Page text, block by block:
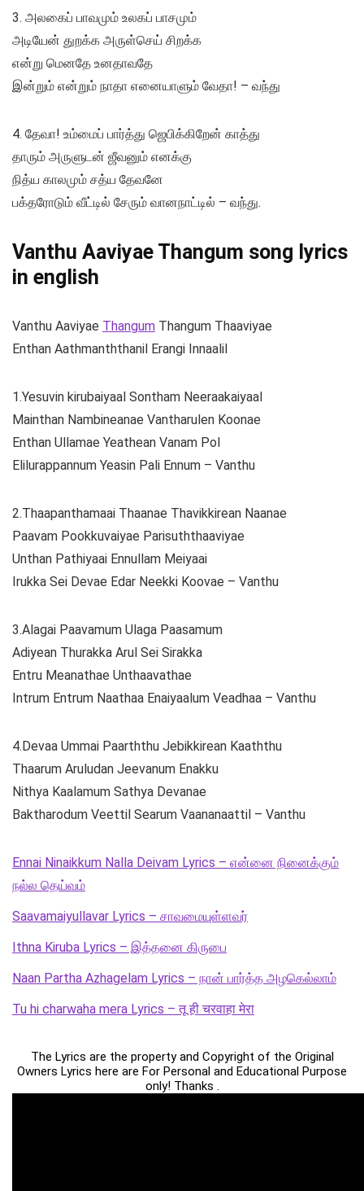
3. அலகைப் பாவமும் உலகப் பாசமும்
அடியேன் துறக்க அருள்செய் சிறக்க
என்று மெனதே உனதாவதே
இன்றும் என்றும் நாதா எனையாளும் வேதா! – வந்து
4. தேவா! உம்மைப் பார்த்து ஜெபிக்கிறேன் காத்து
தாரும் அருளுடன் ஜீவனும் எனக்கு
நித்ய காலமும் சத்ய தேவனே
பக்தரோடும் வீட்டில் சேரும் வானநாட்டில் – வந்து.
Vanthu Aaviyae Thangum song lyrics
in english
Vanthu Aaviyae Thangum Thangum Thaaviyae
Enthan Aathmanththanil Erangi Innaalil
1.Yesuvin kirubaiyaal Sontham Neeraakaiyaal
Mainthan Nambineanae Vantharulen Koonae
Enthan Ullamae Yeathean Vanam Pol
Elilurappannum Yeasin Pali Ennum – Vanthu
2.Thaapanthamaai Thaanae Thavikkirean Naanae
Paavam Pookkuvaiyae Parisuththaaviyae
Unthan Pathiyaai Ennullam Meiyaai
Irukka Sei Devae Edar Neekki Koovae – Vanthu
3.Alagai Paavamum Ulaga Paasamum
Adiyean Thurakka Arul Sei Sirakka
Entru Meanathae Unthaavathae
Intrum Entrum Naathaa Enaiyaalum Veadhaa – Vanthu
4.Devaa Ummai Paarththu Jebikkirean Kaaththu
Thaarum Aruludan Jeevanum Enakku
Nithya Kaalamum Sathya Devanae
Baktharodum Veettil Searum Vaananaattil – Vanthu
Ennai Ninaikkum Nalla Deivam Lyrics – என்னை நினைக்கும்
நல்ல தெய்வம்
Saavamaiyullavar Lyrics – சாவமையுள்ளவர்
Ithna Kiruba Lyrics – இத்தனை கிருபை
Naan Partha Azhagelam Lyrics – நான் பார்த்த அழகெல்லாம்
Tu hi charwaha mera Lyrics – तू ही चरवाहा मेरा
The Lyrics are the property and Copyright of the Original
Owners Lyrics here are For Personal and Educational Purpose
only! Thanks .